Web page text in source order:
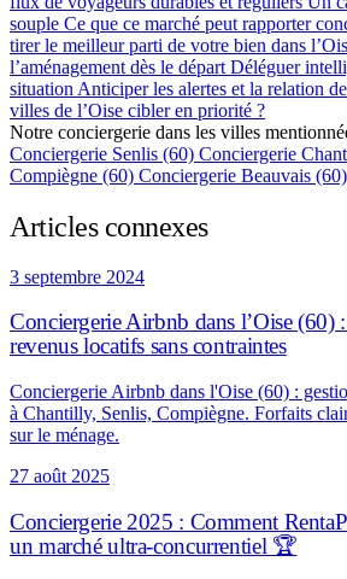
souple Ce que ce marché peut rapporter
tirer le meilleur parti de votre bien dans
l’aménagement dès le départ Déléguer
situation Anticiper les alertes et la relation
villes de l’Oise cibler en priorité ?
Notre conciergerie dans les villes
Conciergerie Senlis (60) Conciergerie
Compiègne (60) Conciergerie Beauvais (60)
Articles connexes
3 septembre 2024
Conciergerie Airbnb dans l’Oise (60)
revenus locatifs sans contraintes
Conciergerie Airbnb dans l'Oise (60) :
à Chantilly, Senlis, Compiègne. Forfaits
sur le ménage.
27 août 2025
Conciergerie 2025 : Comment
un marché ultra-concurrentiel 🏆